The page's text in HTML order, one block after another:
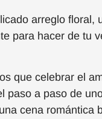
arreglo floral,
para hacer de tu
s que celebrar el
paso a paso de
una cena romántica